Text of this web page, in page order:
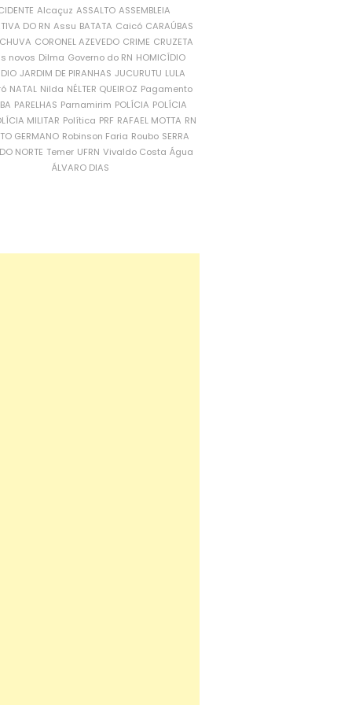
Alcaçuz ASSALTO ASSEMBLEIA
DO RN Assu BATATA Caicó CARAÚBAS
CORONEL AZEVEDO CRIME CRUZETA
novos Dilma Governo do RN HOMICÍDIO
JARDIM DE PIRANHAS JUCURUTU LULA
NATAL Nilda NÉLTER QUEIROZ Pagamento
PARELHAS Parnamirim POLÍCIA POLÍCIA
MILITAR Política PRF RAFAEL MOTTA RN
GERMANO Robinson Faria Roubo SERRA
NORTE Temer UFRN Vivaldo Costa Água
ÁLVARO DIAS